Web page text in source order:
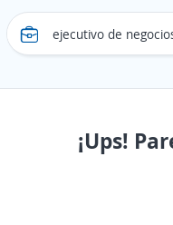
¡Ups!